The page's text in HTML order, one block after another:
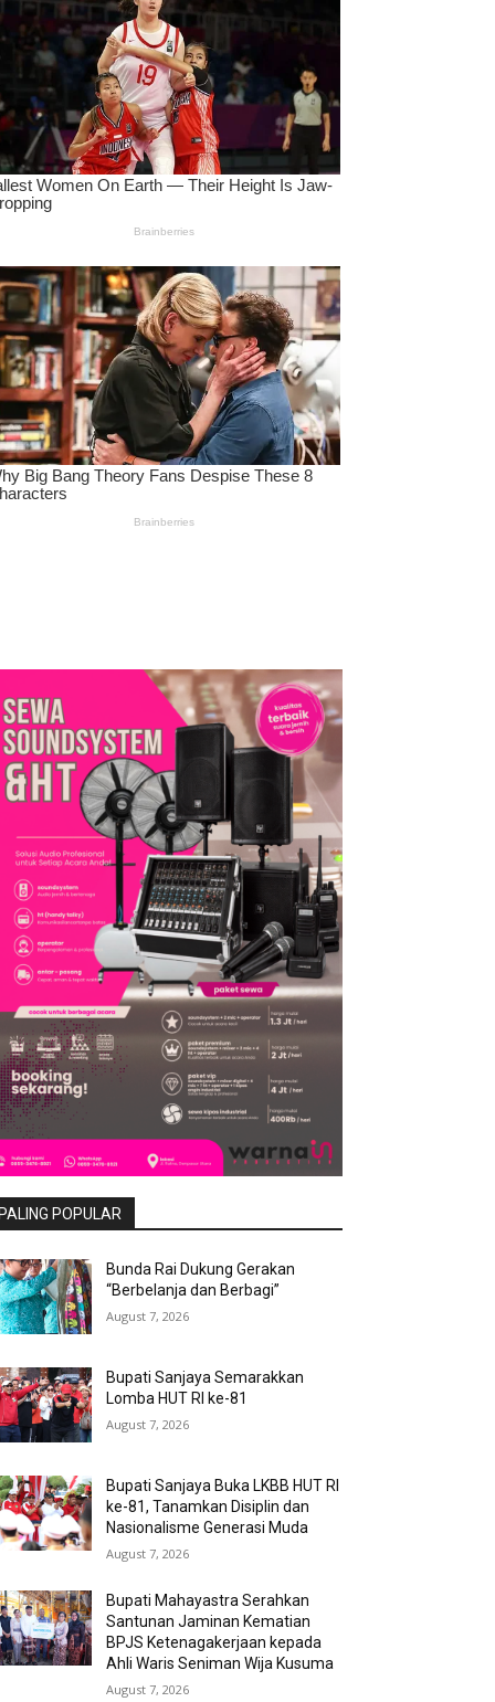
PALING POPULAR
Bunda Rai Dukung Gerakan
“Berbelanja dan Berbagi”
August 7, 2026
Bupati Sanjaya Semarakkan
Lomba HUT RI ke-81
August 7, 2026
Bupati Sanjaya Buka LKBB HUT RI
ke-81, Tanamkan Disiplin dan
Nasionalisme Generasi Muda
August 7, 2026
Bupati Mahayastra Serahkan
Santunan Jaminan Kematian
BPJS Ketenagakerjaan kepada
Ahli Waris Seniman Wija Kusuma
August 7, 2026